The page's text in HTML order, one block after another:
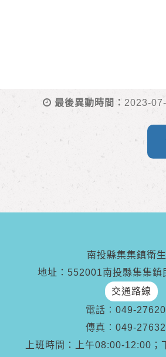
最後異動時間： 2023-
南投縣集集鎮衛
地址：552001南投縣集集鎮
交通路線
電話︰ 049-
傳真︰ 049-
上班時間：上午08:00-12:00